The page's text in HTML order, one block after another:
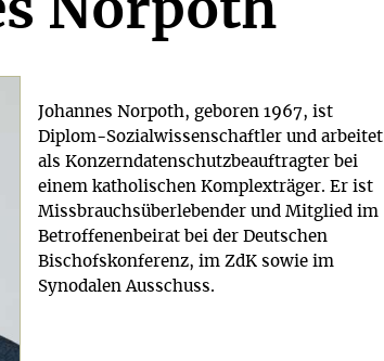
Norpoth
Johannes Norpoth, geboren 1967, ist
Diplom-Sozialwissenschaftler und arbeitet
als Konzerndatenschutzbeauftragter bei
einem katholischen Komplexträger. Er ist
Missbrauchsüberlebender und Mitglied im
Betroffenenbeirat bei der Deutschen
Bischofskonferenz, im ZdK sowie im
Synodalen Ausschuss.